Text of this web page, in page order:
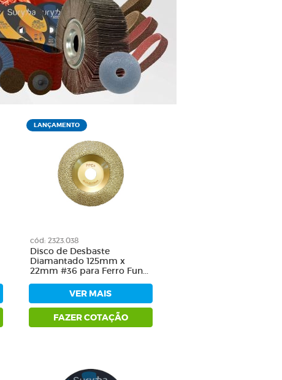
LANÇAMENTO
cód: 2323.038
Disco de Desbaste
Diamantado 125mm x
22mm #36 para Ferro Fun...
VER MAIS
FAZER COTAÇÃO